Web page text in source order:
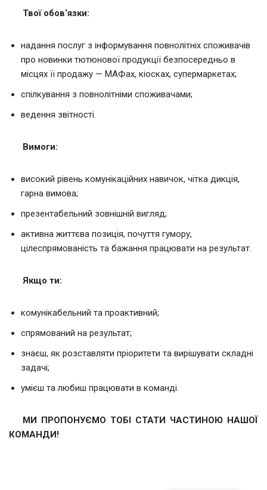
Твої обов‘язки:
надання послуг з інформування повнолітніх споживачів
про новинки тютюнової продукції безпосередньо в
місцях її продажу — МАФах, кіосках, супермаркетах;
спілкування з повнолітніми споживачами;
ведення звітності.
Вимоги:
високий рівень комунікаційних навичок, чітка дикція,
гарна вимова;
презентабельний зовнішній вигляд;
активна життєва позиція, почуття гумору,
цілеспрямованість та бажання працювати на результат.
Якщо ти:
комунікабельний та проактивний;
спрямований на результат;
знаєш, як розставляти пріоритети та вирішувати складні
задачі;
умієш та любиш працювати в команді.
МИ ПРОПОНУЄМО ТОБІ СТАТИ ЧАСТИНОЮ НАШОЇ
КОМАНДИ!